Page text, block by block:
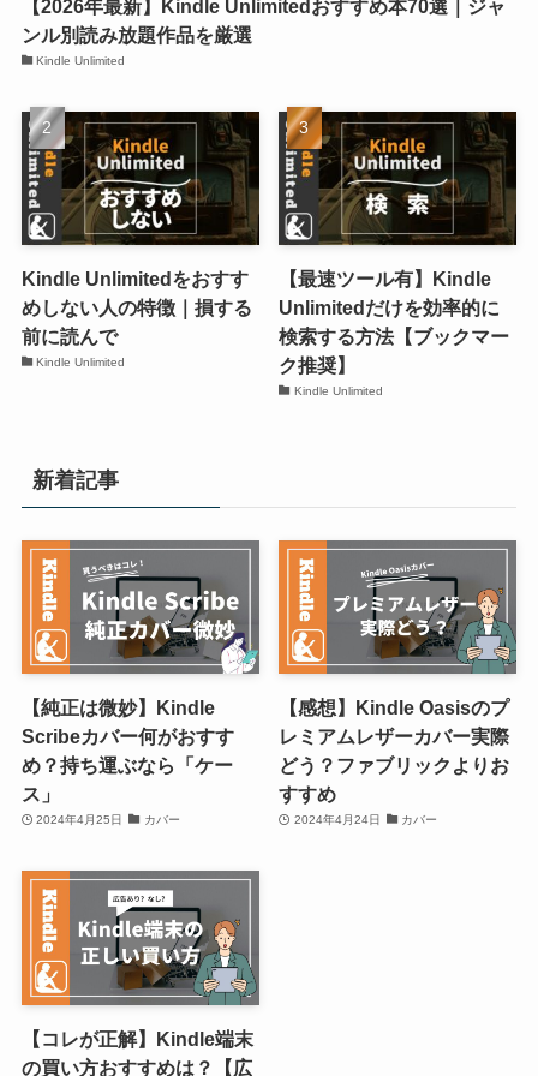
【2026年最新】Kindle Unlimitedおすすめ本70選｜ジャ
ンル別読み放題作品を厳選
Kindle Unlimited
Kindle Unlimitedをおすす
めしない人の特徴｜損する
前に読んで
Kindle Unlimited
【最速ツール有】Kindle
Unlimitedだけを効率的に
検索する方法【ブックマー
ク推奨】
Kindle Unlimited
新着記事
【純正は微妙】Kindle
Scribeカバー何がおすす
め？持ち運ぶなら「ケー
ス」
2024年4月25日 カバー
【感想】Kindle Oasisのプ
レミアムレザーカバー実際
どう？ファブリックよりお
すすめ
2024年4月24日 カバー
【コレが正解】Kindle端末
の買い方おすすめは？【広